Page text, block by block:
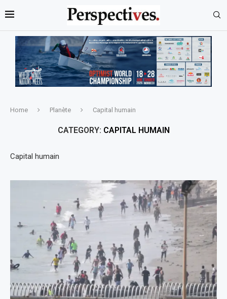
Home Planète Capital humain
CATEGORY: CAPITAL HUMAIN
Capital humain